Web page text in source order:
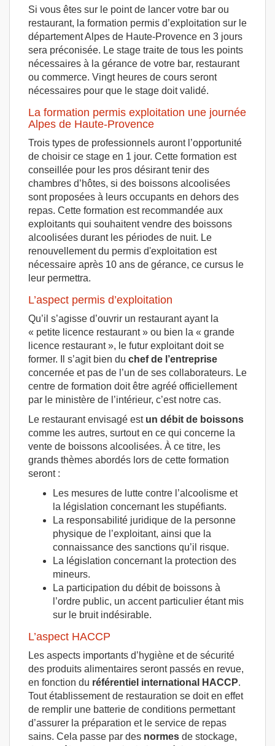
Si vous êtes sur le point de lancer votre bar ou
restaurant, la formation permis d’exploitation sur le
département Alpes de Haute-Provence en 3 jours
sera préconisée. Le stage traite de tous les points
nécessaires à la gérance de votre bar, restaurant
ou commerce. Vingt heures de cours seront
nécessaires pour que le stage doit validé.
La formation permis exploitation une journée
Alpes de Haute-Provence
Trois types de professionnels auront l’opportunité
de choisir ce stage en 1 jour. Cette formation est
conseillée pour les pros désirant tenir des
chambres d’hôtes, si des boissons alcoolisées
sont proposées à leurs occupants en dehors des
repas. Cette formation est recommandée aux
exploitants qui souhaitent vendre des boissons
alcoolisées durant les périodes de nuit. Le
renouvellement du permis d'exploitation est
nécessaire après 10 ans de gérance, ce cursus le
leur permettra.
L’aspect permis d’exploitation
Qu’il s’agisse d’ouvrir un restaurant ayant la
« petite licence restaurant » ou bien la « grande
licence restaurant », le futur exploitant doit se
former. Il s’agit bien du chef de l’entreprise
concernée et pas de l’un de ses collaborateurs. Le
centre de formation doit être agréé officiellement
par le ministère de l’intérieur, c’est notre cas.
Le restaurant envisagé est un débit de boissons
comme les autres, surtout en ce qui concerne la
vente de boissons alcoolisées. À ce titre, les
grands thèmes abordés lors de cette formation
seront :
Les mesures de lutte contre l’alcoolisme et
la législation concernant les stupéfiants.
La responsabilité juridique de la personne
physique de l’exploitant, ainsi que la
connaissance des sanctions qu’il risque.
La législation concernant la protection des
mineurs.
La participation du débit de boissons à
l’ordre public, un accent particulier étant mis
sur le bruit indésirable.
L’aspect HACCP
Les aspects importants d’hygiène et de sécurité
des produits alimentaires seront passés en revue,
en fonction du référentiel international HACCP.
Tout établissement de restauration se doit en effet
de remplir une batterie de conditions permettant
d’assurer la préparation et le service de repas
sains. Cela passe par des normes de stockage,